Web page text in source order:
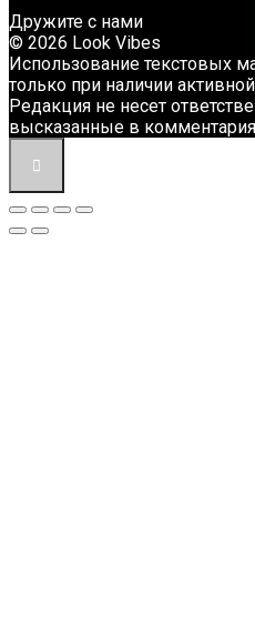
Дружите с нами
© 2026 Look Vibes
Использование текстовых
только при наличии
Редакция не несет
высказанные в